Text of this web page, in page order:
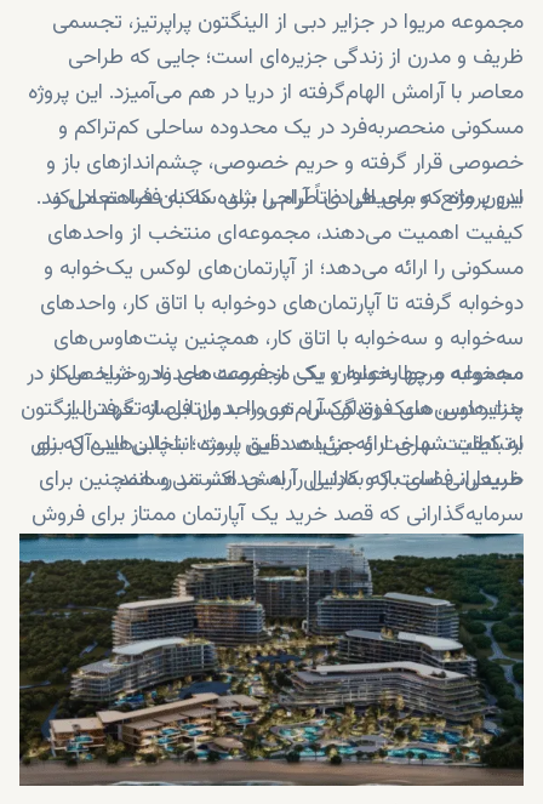
مجموعه مریوا در جزایر دبی از الینگتون پراپرتیز، تجسمی
ظریف و مدرن از زندگی جزیره‌ای است؛ جایی که طراحی
معاصر با آرامش الهام‌گرفته از دریا در هم می‌آمیزد. این پروژه
مسکونی منحصربه‌فرد در یک محدوده ساحلی کم‌تراکم و
خصوصی قرار گرفته و حریم خصوصی، چشم‌اندازهای باز و
بدون مانع، و محیطی ذاتاً آرام را برای ساکنان فراهم می‌کند.
این پروژه که برای افرادی طراحی شده که به فضا، تعادل و
کیفیت اهمیت می‌دهند، مجموعه‌ای منتخب از واحدهای
مسکونی را ارائه می‌دهد؛ از آپارتمان‌های لوکس یک‌خوابه و
دوخوابه گرفته تا آپارتمان‌های دوخوابه با اتاق کار، واحدهای
سه‌خوابه و سه‌خوابه با اتاق کار، همچنین پنت‌هاوس‌های
سه‌خوابه و چهارخوابه و یک مجموعه محدود و شاخص از
پنت‌هاوس‌های فوق‌لوکس. هر واحد بازتابی از تعهد الینگتون
به کیفیت ساخت و جزئیات دقیق است؛ با پلان‌هایی که نور
طبیعی، فضای باز و کارایی را به حداکثر می‌رسانند.
مجموعه مریوا به‌عنوان یکی از فرصت‌های نادر خرید ملک در
جزایر دبی، سبک زندگی آرام‌تری را بدون فاصله گرفتن از
ارتباطات شهری ارائه می‌دهد. این پروژه انتخابی ایده‌آل برای
خریدارانی است که به‌دنبال آرامش هستند و همچنین برای
سرمایه‌گذارانی که قصد خرید یک آپارتمان ممتاز برای فروش
در دبی، در مقصدی رو‌به‌رشد را دارند.